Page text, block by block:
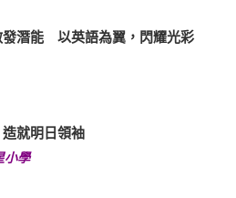
發潛能 以英語為翼，閃耀光彩
就明日領袖
小學